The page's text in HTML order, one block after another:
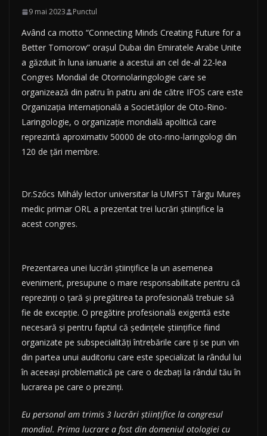
9 mai 2023 Punctul
Având ca motto “Connecting Minds Creating Future for a
Better Tomorow” orașul Dubai din Emiratele Arabe Unite
a găzduit în luna ianuarie a acestui an cel de-al 22-lea
Congres Mondial de Otorinolaringologie care se
organizează din patru în patru ani de către IFOS care este
Organizația Internațională a Societăților de Oto-Rino-
Laringologie, o organizație mondială apolitică care
reprezintă aproximativ 50000 de oto-rino-laringologi din
120 de țări membre.
Dr.Szőcs Mihály lector universitar la UMFST Târgu Mureș
medic primar ORL a prezentat trei lucrări științifice la
acest congres.
Prezentarea unei lucrări științifice la un asemenea
eveniment, presupune o mare responsabilitate pentru că
reprezinți o țară și pregătirea ta profesională trebuie să
fie de excepție. O pregătire profesională exigentă este
necesară și pentru faptul că ședințele științifice fiind
organizate pe subspecialități întrebările care ți se pun vin
din partea unui auditoriu care este specializat la rândul lui
în aceeași problematică pe care o dezbați la rândul tău în
lucrarea pe care o prezinți.
Eu personal am trimis 3 lucrări științifice la congresul
mondial. Prima lucrare a fost din domeniul otologiei cu